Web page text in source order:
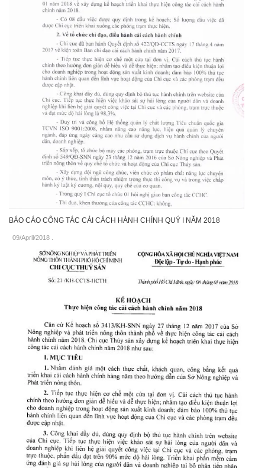
BÁO CÁO CÔNG TÁC CẢI CÁCH HÀNH CHÍNH QUÝ I NĂM 2018
09/April/2018